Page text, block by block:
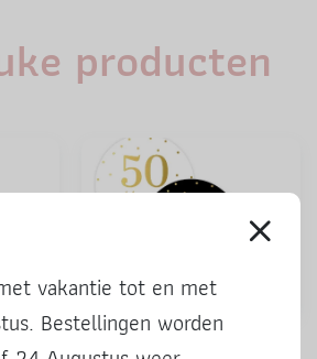
producten
|
Stickers | 50 Hoera | 3 stuks
vakantie tot en met
Bestellingen worden